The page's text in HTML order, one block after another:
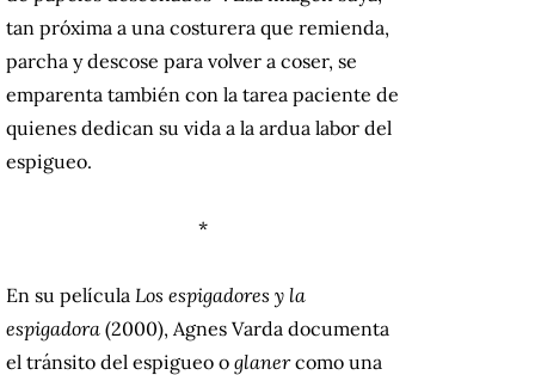
tan próxima a una costurera que remienda,
parcha y descose para volver a coser, se
emparenta también con la tarea paciente de
quienes dedican su vida a la ardua labor del
espigueo.
*
En su película Los espigadores y la
espigadora (2000), Agnes Varda documenta
el tránsito del espigueo o glanercomo una